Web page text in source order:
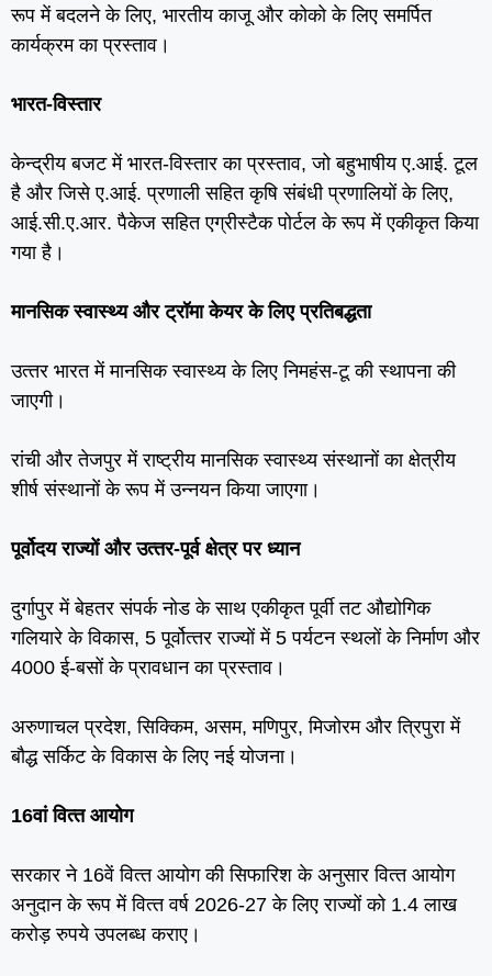
रूप में बदलने के लिए, भारतीय काजू और कोको के लिए समर्पित
कार्यक्रम का प्रस्‍ताव।
भारत-विस्‍तार
केन्‍द्रीय बजट में भारत-विस्‍तार का प्रस्‍ताव, जो बहुभाषीय ए.आई. टूल
है और जिसे ए.आई. प्रणाली सहित कृषि संबंधी प्रणालियों के लिए,
आई.सी.ए.आर. पैकेज सहित एग्रीस्‍टैक पोर्टल के रूप में एकीकृत किया
गया है।
मानसिक स्‍वास्‍थ्‍य और ट्रॉमा केयर के लिए प्रतिबद्धता
उत्‍तर भारत में मानसिक स्‍वास्‍थ्‍य के लिए निमहंस-टू की स्थापना की
जाएगी।
रांची और तेजपुर में राष्‍ट्रीय मानसिक स्‍वास्‍थ्‍य संस्‍थानों का क्षेत्रीय
शीर्ष संस्‍थानों के रूप में उन्‍नयन किया जाएगा।
पूर्वोदय राज्‍यों और उत्‍तर-पूर्व क्षेत्र पर ध्‍यान
दुर्गापुर में बेहतर संपर्क नोड के साथ एकीकृत पूर्वी तट औद्योगिक
गलियारे के विकास, 5 पूर्वोत्‍तर राज्‍यों में 5 पर्यटन स्‍थलों के निर्माण और
4000 ई-बसों के प्रावधान का प्रस्‍ताव।
अरुणाचल प्रदेश, सिक्किम, असम, मणिपुर, मिजोरम और त्रिपुरा में
बौद्ध सर्किट के विकास के लिए नई योजना।
16वां वित्‍त आयोग
सरकार ने 16वें वित्‍त आयोग की सिफारिश के अनुसार वित्‍त आयोग
अनुदान के रूप में वित्‍त वर्ष 2026-27 के लिए राज्‍यों को 1.4 लाख
करोड़ रुपये उपलब्‍ध कराए।